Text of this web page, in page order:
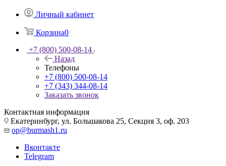
Личный кабинет
Корзина0
+7 (800) 500-08-14
Назад
Телефоны
+7 (800) 500-08-14
+7 (343) 344-08-14
Заказать звонок
Контактная информация
Екатеринбург, ул. Большакова 25, Секция 3, оф. 203
op@burmash1.ru
Вконтакте
Telegram